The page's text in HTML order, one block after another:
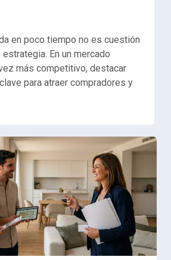
en poco tiempo no es cuestión
En un mercado
más competitivo, destacar
para atraer compradores y